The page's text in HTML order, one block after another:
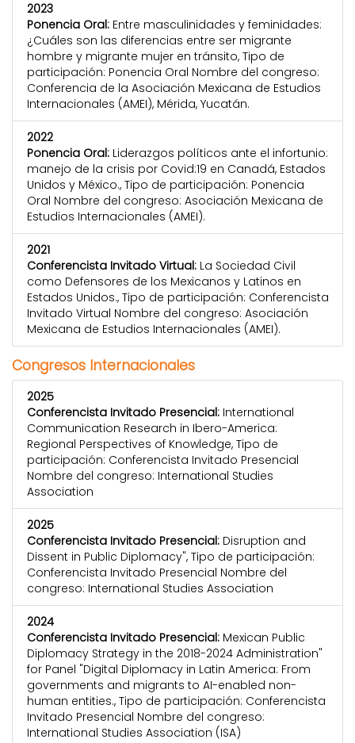
2023
Ponencia Oral: Entre masculinidades y feminidades:
¿Cuáles son las diferencias entre ser migrante
hombre y migrante mujer en tránsito, Tipo de
participación: Ponencia Oral Nombre del congreso:
Conferencia de la Asociación Mexicana de Estudios
Internacionales (AMEI), Mérida, Yucatán.
2022
Ponencia Oral: Liderazgos políticos ante el infortunio:
manejo de la crisis por Covid:19 en Canadá, Estados
Unidos y México., Tipo de participación: Ponencia
Oral Nombre del congreso: Asociación Mexicana de
Estudios Internacionales (AMEI).
2021
Conferencista Invitado Virtual: La Sociedad Civil
como Defensores de los Mexicanos y Latinos en
Estados Unidos., Tipo de participación: Conferencista
Invitado Virtual Nombre del congreso: Asociación
Mexicana de Estudios Internacionales (AMEI).
Congresos Internacionales
2025
Conferencista Invitado Presencial: International
Communication Research in Ibero-America:
Regional Perspectives of Knowledge, Tipo de
participación: Conferencista Invitado Presencial
Nombre del congreso: International Studies
Association
2025
Conferencista Invitado Presencial: Disruption and
Dissent in Public Diplomacy", Tipo de participación:
Conferencista Invitado Presencial Nombre del
congreso: International Studies Association
2024
Conferencista Invitado Presencial: Mexican Public
Diplomacy Strategy in the 2018-2024 Administration"
for Panel "Digital Diplomacy in Latin America: From
governments and migrants to AI-enabled non-
human entities., Tipo de participación: Conferencista
Invitado Presencial Nombre del congreso:
International Studies Association (ISA)